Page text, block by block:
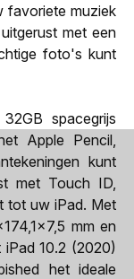
favoriete muziek
met een
foto's kunt
spacegrijs
Apple Pencil,
kunt
met Touch ID,
tot uw iPad. Met
mm en
10.2 (2020)
het ideale